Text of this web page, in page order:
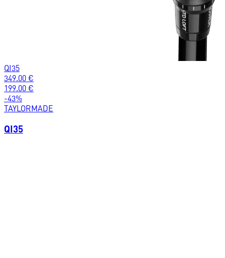
QI35
349.00 €
199.00 €
-43%
TAYLORMADE
QI35